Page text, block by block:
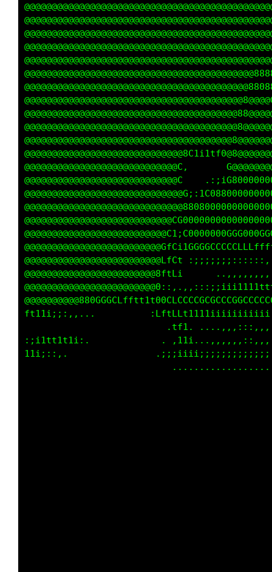
@@8800GGCLfft11ii;::,,.
:,,..
,:itLCCCfti:.      if1.
.,;1fLCCCfti:.
fCCCf1;,.